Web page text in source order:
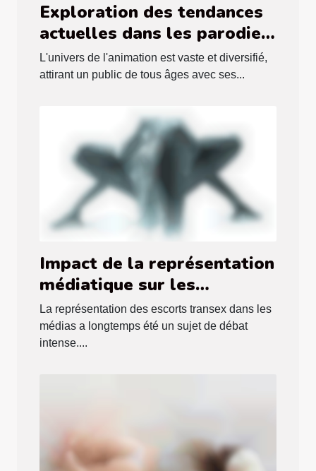
Exploration des tendances
actuelles dans les parodies
hentai de séries animées
L'univers de l'animation est vaste et diversifié,
attirant un public de tous âges avec ses...
Impact de la représentation
médiatique sur les
perceptions des escorts
transex
La représentation des escorts transex dans les
médias a longtemps été un sujet de débat
intense....